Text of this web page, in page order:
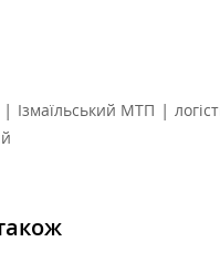
| Ізмаїльський МТП |